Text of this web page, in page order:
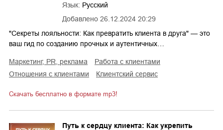
Добавлено 26.12.2024 20:29
Язык: Русский
"Секреты лояльности: Как превратить клиента в друга" — это
ваш гид по созданию прочных и аутентичных…
маркетинг, PR, реклама
работа с клиентами
отношения с клиентами
клиентский сервис
Скачать бесплатно в формате mp3!
Путь к сердцу клиента: Как укрепить